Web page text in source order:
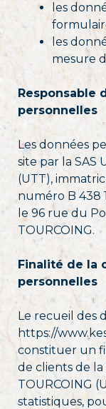
les
les
mesure
Responsable
personnelles
Les données
site par la SAS
(UTT),
numéro B 438
le 96 rue du
TOURCOING.
Finalité de la
personnelles
Le recueil des
https://
constituer un
de clients de la
TOURCOING
statistiques,